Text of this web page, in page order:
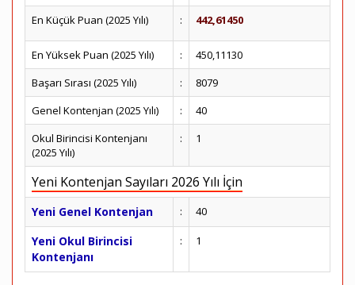
En Küçük Puan (2025 Yılı)
: 442,61450
En Yüksek Puan (2025 Yılı) :
450,11130
Başarı Sırası (2025 Yılı)
:
8079
Genel Kontenjan (2025 Yılı)
:
40
Okul Birincisi Kontenjanı
(2025 Yılı)
: 1
Yeni Kontenjan Sayıları 2026 Yılı İçin
Yeni Genel Kontenjan : 40
Yeni Okul Birincisi
Kontenjanı
: 1